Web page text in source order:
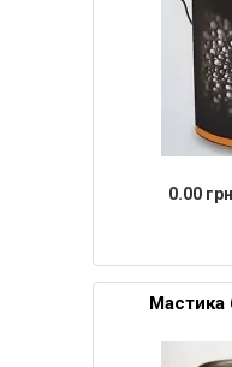
0.00 грн
Мастика